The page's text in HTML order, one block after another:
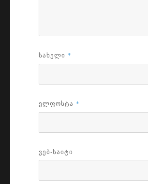
ᲡᲐᲮᲔᲚᲘ *
ᲔᲚᲤᲝᲡᲢᲐ *
ᲕᲔᲑ-ᲡᲐᲘᲢᲘ